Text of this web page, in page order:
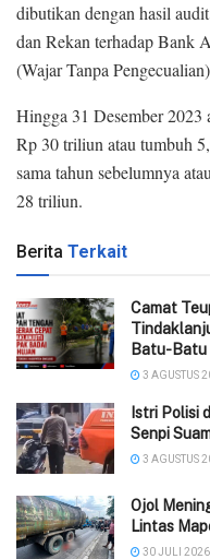
dibutikan dengan hasil
dan Rekan terhadap Bank
(Wajar Tanpa
Hingga 31 Desember 2023
Rp 30 triliun atau tumbuh
sama tahun sebelumnya
28 triliun.
Berita Terkait
Camat
Batu-Batu
3 AGUSTUS
‎Istri Polisi
Senpi
3 AGUSTUS
Ojol
Lintas
30 JULI 2026